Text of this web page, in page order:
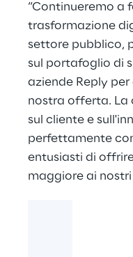
“Continueremo a
trasformazione
settore pubblico,
sul portafoglio di
aziende Reply
nostra offerta. La
sul cliente e
perfettamente
entusiasti di
maggiore ai nostri